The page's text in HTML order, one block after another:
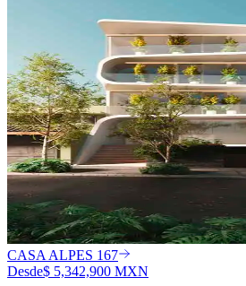
CASA ALPES 167
Desde$ 5,342,900 MXN